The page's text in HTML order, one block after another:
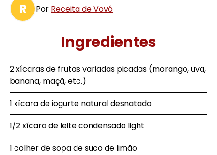
R Por Receita de Vovó
Ingredientes
2 xícaras de frutas variadas picadas (morango, uva,
banana, maçã, etc.)
1 xícara de iogurte natural desnatado
1/2 xícara de leite condensado light
1 colher de sopa de suco de limão